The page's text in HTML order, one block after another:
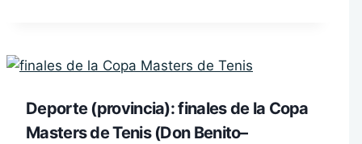
Deporte (provincia): finales de la Copa
Masters de Tenis (Don Benito–